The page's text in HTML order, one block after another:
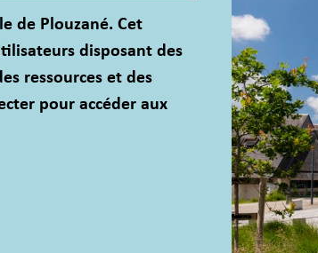
de Plouzané. Cet
disposant des
ressources et des
pour accéder aux